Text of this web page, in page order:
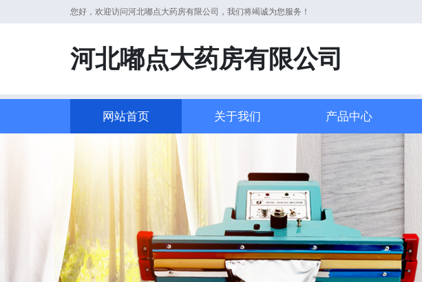
您好，欢迎访问河北嘟点大药房有限公司，我们将竭诚为您服务！
河北嘟点大药房有限公司
网站首页 关于我们 产品中心